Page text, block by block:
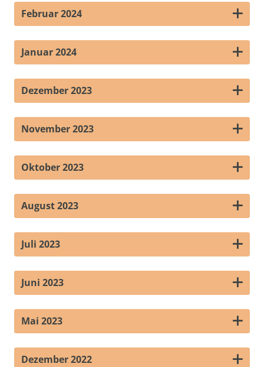
Februar 2024
Januar 2024
Dezember 2023
November 2023
Oktober 2023
August 2023
Juli 2023
Juni 2023
Mai 2023
Dezember 2022